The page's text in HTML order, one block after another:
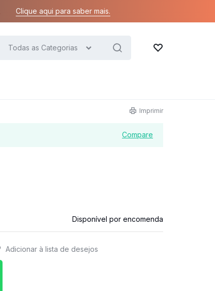
Clique aqui para saber mais.
Todas as Categorias
Imprimir
Compare
Disponível por encomenda